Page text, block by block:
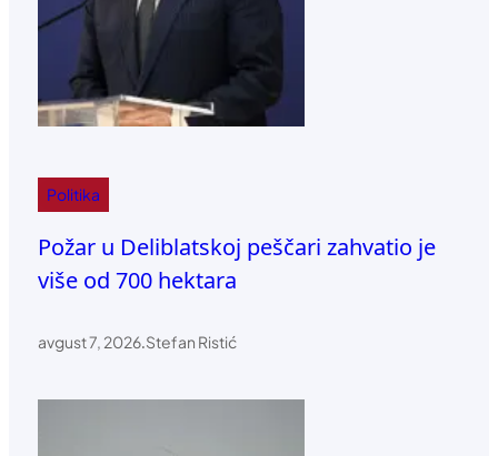
Politika
Požar u Deliblatskoj peščari zahvatio je
više od 700 hektara
avgust 7, 2026.Stefan Ristić